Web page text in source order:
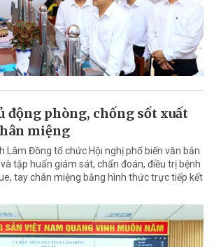
động phòng, chống sốt xuất
miệng
Lâm Đồng tổ chức Hội nghị phổ biến văn bản
tập huấn giám sát, chẩn đoán, điều trị bệnh
tay chân miệng bằng hình thức trực tiếp kết